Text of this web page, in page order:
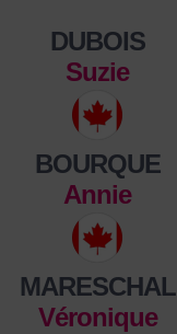
DUBOIS
Suzie
BOURQUE
Annie
MARESCHAL
Véronique